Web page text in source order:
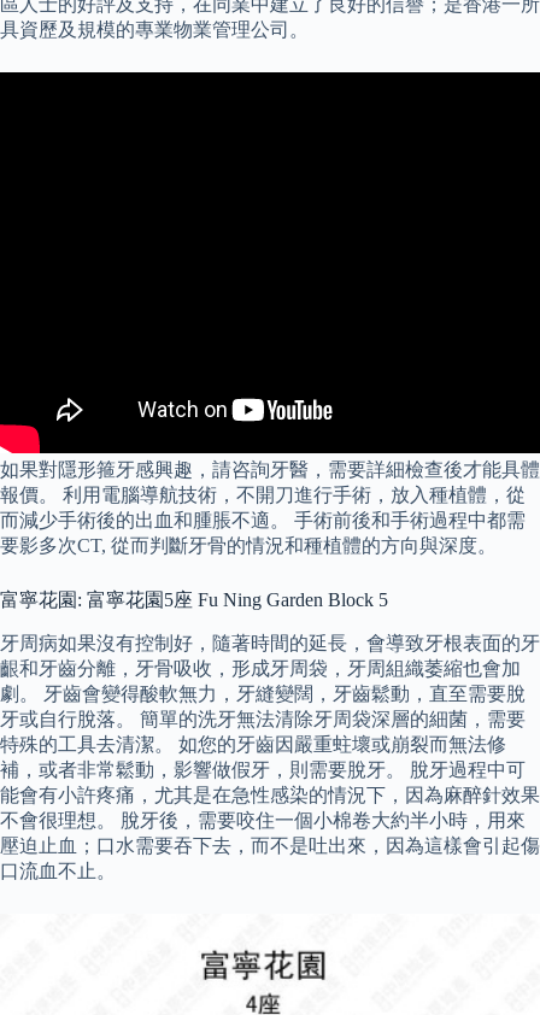
區人士的好評及支持，在同業中建立了良好的信譽；是香港一所
具資歷及規模的專業物業管理公司。
如果對隱形箍牙感興趣，請咨詢牙醫，需要詳細檢查後才能具體
報價。 利用電腦導航技術，不開刀進行手術，放入種植體，從
而減少手術後的出血和腫脹不適。 手術前後和手術過程中都需
要影多次CT, 從而判斷牙骨的情況和種植體的方向與深度。
富寧花園: 富寧花園5座 Fu Ning Garden Block 5
牙周病如果沒有控制好，隨著時間的延長，會導致牙根表面的牙
齦和牙齒分離，牙骨吸收，形成牙周袋，牙周組織萎縮也會加
劇。 牙齒會變得酸軟無力，牙縫變闊，牙齒鬆動，直至需要脫
牙或自行脫落。 簡單的洗牙無法清除牙周袋深層的細菌，需要
特殊的工具去清潔。 如您的牙齒因嚴重蛀壞或崩裂而無法修
補，或者非常鬆動，影響做假牙，則需要脫牙。 脫牙過程中可
能會有小許疼痛，尤其是在急性感染的情況下，因為麻醉針效果
不會很理想。 脫牙後，需要咬住一個小棉卷大約半小時，用來
壓迫止血；口水需要吞下去，而不是吐出來，因為這樣會引起傷
口流血不止。